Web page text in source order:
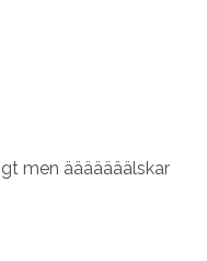
men ääääääälskar